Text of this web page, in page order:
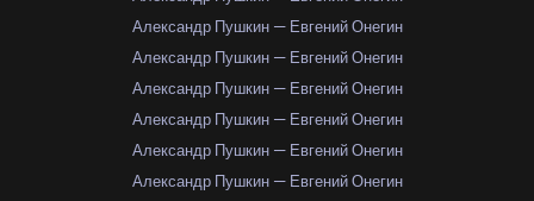
Александр Пушкин — Евгений Онегин
Александр Пушкин — Евгений Онегин
Александр Пушкин — Евгений Онегин
Александр Пушкин — Евгений Онегин
Александр Пушкин — Евгений Онегин
Александр Пушкин — Евгений Онегин